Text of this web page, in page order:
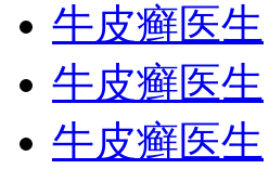
牛皮癣医生
牛皮癣医生
牛皮癣医生